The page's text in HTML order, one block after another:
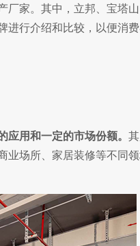
家。其中，立邦、宝塔
进行介绍和比较，以便消
应用和一定的市场份额。
业场所、家居装修等不同